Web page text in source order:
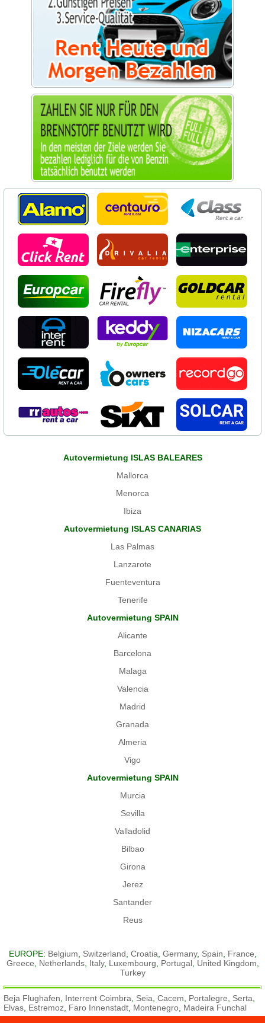
Autovermietung ISLAS BALEARES
Mallorca
Menorca
Ibiza
Autovermietung ISLAS CANARIAS
Las Palmas
Lanzarote
Fuenteventura
Tenerife
Autovermietung SPAIN
Alicante
Barcelona
Malaga
Valencia
Madrid
Granada
Almeria
Vigo
Autovermietung SPAIN
Murcia
Sevilla
Valladolid
Bilbao
Girona
Jerez
Santander
Reus
EUROPE: Belgium, Switzerland, Croatia, Germany, Spain, France,
Greece, Netherlands, Italy, Luxembourg, Portugal, United Kingdom,
Turkey
Beja Flughafen, Interrent Coimbra, Seia, Cacem, Portalegre, Serta,
Elvas, Estremoz, Faro Innenstadt, Montenegro, Madeira Funchal